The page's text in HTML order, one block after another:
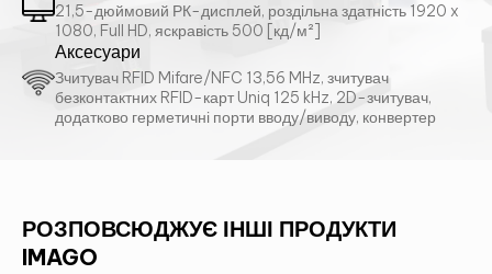
21,5-дюймовий РК-дисплей, роздільна здатність 1920 x
1080, Full HD, яскравість 500 [кд/м²]
Аксесуари
Зчитувач RFID Mifare/NFC 13,56 MHz, зчитувач
безконтактних RFID-карт Uniq 125 kHz, 2D-зчитувач,
додатково герметичні порти вводу/виводу, конвертер
РОЗПОВСЮДЖУЄ ІНШІ ПРОДУКТИ
IMAGO